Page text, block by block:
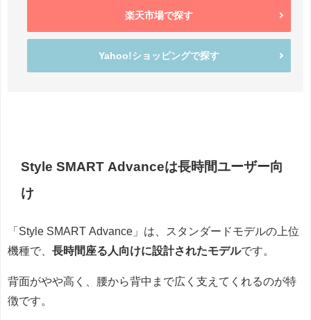
楽天市場で探す
Yahoo!ショッピングで探す
Style SMART Advanceは長時間ユーザー向
け
「Style SMART Advance」は、スタンダードモデルの上位
機種で、 長時間座る人向けに設計されたモデルです。
背面がやや高く、腰から背中まで広く支えてくれるのが特
徴です。